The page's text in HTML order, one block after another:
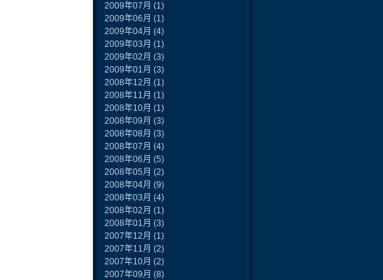
2009年07月 (1)
2009年06月 (1)
2009年04月 (4)
2009年03月 (1)
2009年02月 (3)
2009年01月 (3)
2008年12月 (1)
2008年11月 (1)
2008年10月 (1)
2008年09月 (3)
2008年08月 (3)
2008年07月 (4)
2008年06月 (5)
2008年05月 (2)
2008年04月 (9)
2008年03月 (4)
2008年02月 (1)
2008年01月 (3)
2007年12月 (1)
2007年11月 (2)
2007年10月 (2)
2007年09月 (8)